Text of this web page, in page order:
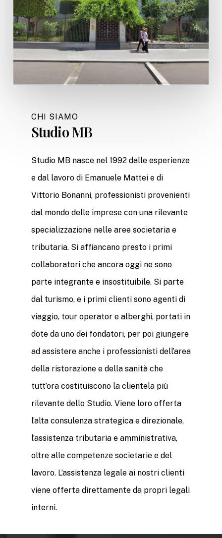
CHI SIAMO
StudioMB
Studio MB nasce nel 1992 dalle esperienze
e dal lavoro di Emanuele Mattei e di
Vittorio Bonanni, professionisti provenienti
dal mondo delle imprese con una rilevante
specializzazione nelle aree societaria e
tributaria. Si affiancano presto i primi
collaboratori che ancora oggi ne sono
parte integrante e insostituibile. Si parte
dal turismo, e i primi clienti sono agenti di
viaggio, tour operator e alberghi, portati in
dote da uno dei fondatori, per poi giungere
ad assistere anche i professionisti dell’area
della ristorazione e della sanità che
tutt’ora costituiscono la clientela più
rilevante dello Studio. Viene loro offerta
l’alta consulenza strategica e direzionale,
l’assistenza tributaria e amministrativa,
oltre alle competenze societarie e del
lavoro. L’assistenza legale ai nostri clienti
viene offerta direttamente da propri legali
interni.